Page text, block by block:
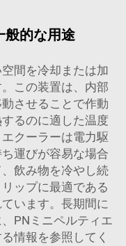
般的な用途
間を冷却または加
この装置は、内部
させることで作動
るのに適した温度
クーラーは電力駆
運びが容易な場合
飲み物を冷やし続
ップに最適である
います。長期間に
PNミニペルティエ
情報を参照してく